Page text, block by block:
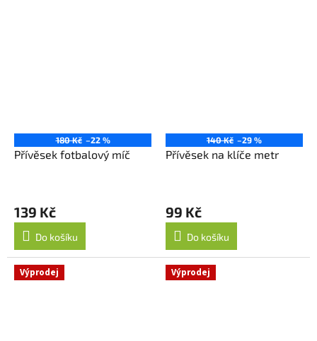
180 Kč –22 %
Přívěsek fotbalový míč
139 Kč
Do košíku
140 Kč –29 %
Přívěsek na klíče metr
99 Kč
Do košíku
Výprodej Výprodej